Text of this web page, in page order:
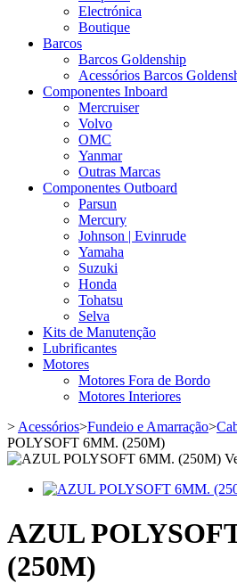
Electrónica
Boutique
Barcos
Barcos Goldenship
Acessórios Barcos
Componentes Inboard
Mercruiser
Volvo
OMC
Yanmar
Outras Marcas
Componentes Outboard
Parsun
Mercury
Johnson | Evinrude
Yamaha
Suzuki
Honda
Tohatsu
Selva
Kits de Manutenção
Lubrificantes
Motores
Motores Fora de Bordo
Motores Interiores
>Acessórios>Fundeio e Amarração>
POLYSOFT 6MM. (250M)
AZUL
(250M)